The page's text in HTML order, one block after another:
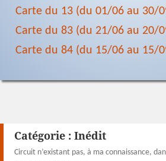
Carte du 13 (du 01/06 au 30/
Carte du 83 (du 21/06 au 20/
Carte du 84 (du 15/06 au 15/
Catégorie : Inédit
Circuit n’existant pas, à ma connaissance,